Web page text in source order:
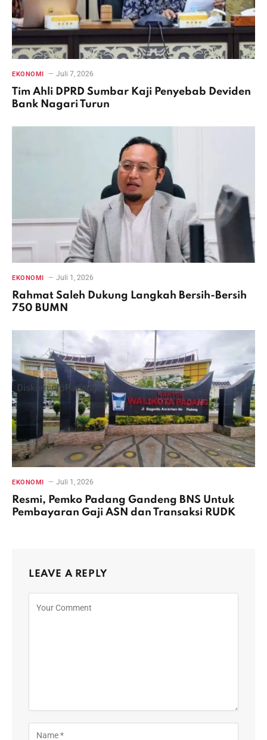
EKONOMI Juli 7, 2026
Tim Ahli DPRD Sumbar Kaji Penyebab Deviden
Bank Nagari Turun
EKONOMI Juli 1, 2026
Rahmat Saleh Dukung Langkah Bersih-Bersih
750 BUMN
EKONOMI Juli 1, 2026
Resmi, Pemko Padang Gandeng BNS Untuk
Pembayaran Gaji ASN dan Transaksi RUDK
LEAVE A REPLY